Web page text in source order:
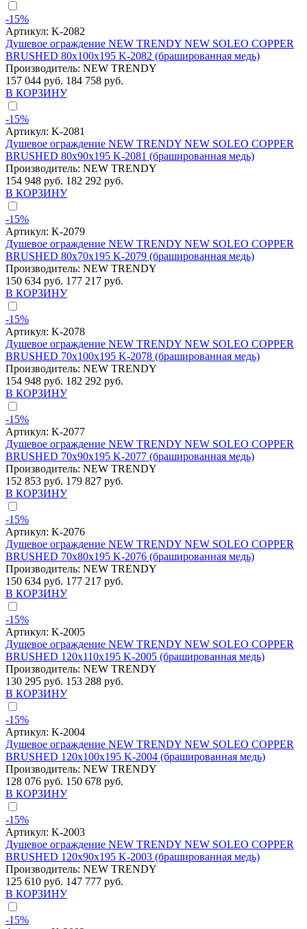
-15%
Артикул: K-2082
Душевое ограждение NEW TRENDY NEW SOLEO COPPER
BRUSHED 80x100x195 K-2082 (брашированная медь)
Производитель: NEW TRENDY
157 044 руб. 184 758 руб.
В КОРЗИНУ
-15%
Артикул: K-2081
Душевое ограждение NEW TRENDY NEW SOLEO COPPER
BRUSHED 80x90x195 K-2081 (брашированная медь)
Производитель: NEW TRENDY
154 948 руб. 182 292 руб.
В КОРЗИНУ
-15%
Артикул: K-2079
Душевое ограждение NEW TRENDY NEW SOLEO COPPER
BRUSHED 80x70x195 K-2079 (брашированная медь)
Производитель: NEW TRENDY
150 634 руб. 177 217 руб.
В КОРЗИНУ
-15%
Артикул: K-2078
Душевое ограждение NEW TRENDY NEW SOLEO COPPER
BRUSHED 70x100x195 K-2078 (брашированная медь)
Производитель: NEW TRENDY
154 948 руб. 182 292 руб.
В КОРЗИНУ
-15%
Артикул: K-2077
Душевое ограждение NEW TRENDY NEW SOLEO COPPER
BRUSHED 70x90x195 K-2077 (брашированная медь)
Производитель: NEW TRENDY
152 853 руб. 179 827 руб.
В КОРЗИНУ
-15%
Артикул: K-2076
Душевое ограждение NEW TRENDY NEW SOLEO COPPER
BRUSHED 70x80x195 K-2076 (брашированная медь)
Производитель: NEW TRENDY
150 634 руб. 177 217 руб.
В КОРЗИНУ
-15%
Артикул: K-2005
Душевое ограждение NEW TRENDY NEW SOLEO COPPER
BRUSHED 120x110x195 K-2005 (брашированная медь)
Производитель: NEW TRENDY
130 295 руб. 153 288 руб.
В КОРЗИНУ
-15%
Артикул: K-2004
Душевое ограждение NEW TRENDY NEW SOLEO COPPER
BRUSHED 120x100x195 K-2004 (брашированная медь)
Производитель: NEW TRENDY
128 076 руб. 150 678 руб.
В КОРЗИНУ
-15%
Артикул: K-2003
Душевое ограждение NEW TRENDY NEW SOLEO COPPER
BRUSHED 120x90x195 K-2003 (брашированная медь)
Производитель: NEW TRENDY
125 610 руб. 147 777 руб.
В КОРЗИНУ
-15%